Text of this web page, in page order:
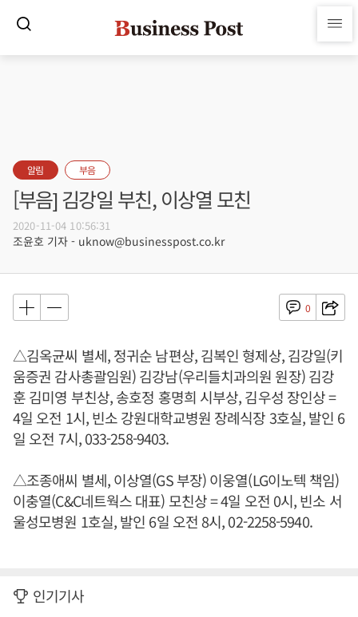
알림 부음
[부음] 김강일 부친, 이상열 모친
2020-11-04 10:56:31
조윤호 기자 - uknow@businesspost.co.kr
0
△김옥균씨 별세, 정귀순 남편상, 김복인 형제상, 김강일(키
움증권 감사총괄임원) 김강남(우리들치과의원 원장) 김강
훈 김미영 부친상, 송호정 홍명희 시부상, 김우성 장인상 =
4일 오전 1시, 빈소 강원대학교병원 장례식장 3호실, 발인 6
일 오전 7시, 033-258-9403.
△조종애씨 별세, 이상열(GS 부장) 이웅열(LG이노텍 책임)
이충열(C&C네트웍스 대표) 모친상 = 4일 오전 0시, 빈소 서
울성모병원 1호실, 발인 6일 오전 8시, 02-2258-5940.
인기기사